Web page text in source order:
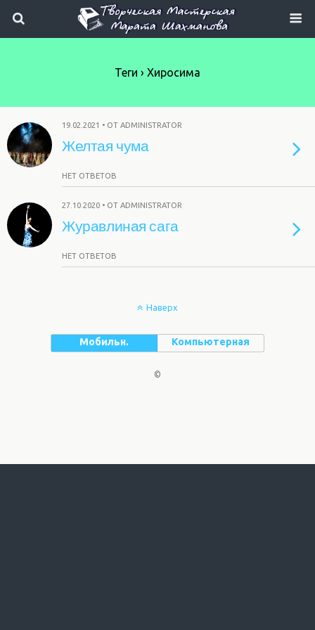
Теги › Хиросима
19.02.2021 • ОТ ADMINISTRATOR
Желтая чума
НЕТ ОТВЕТОВ
27.10.2020 • ОТ ADMINISTRATOR
Журавлиная сага
НЕТ ОТВЕТОВ
Наверх
Мобильн. Компьютерная
©